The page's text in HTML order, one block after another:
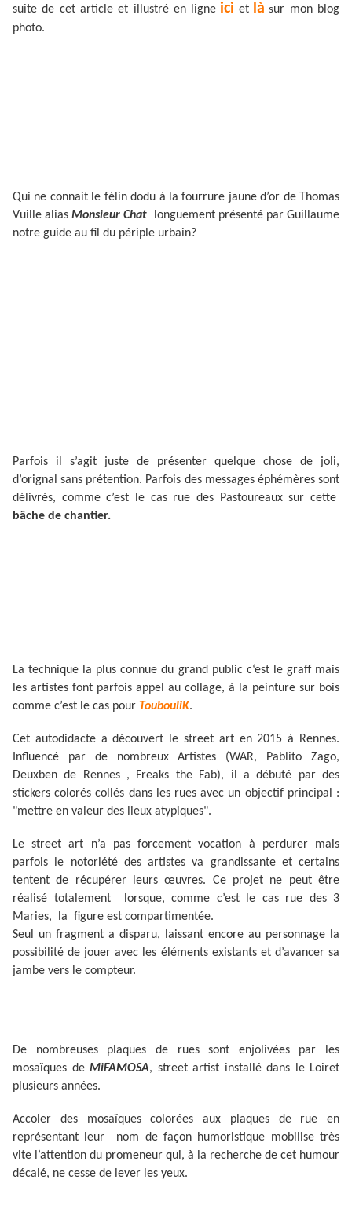
suite de cet article et illustré en ligne ici et là sur mon blog
photo.
Qui ne connait le félin dodu à la fourrure jaune d’or de Thomas
Vuille aliasMonsieur Chat longuement présenté par Guillaume
notre guide au fil du périple urbain?
Parfois il s’agit juste de présenter quelque chose de joli,
d’orignal sans prétention. Parfois des messages éphémères sont
délivrés, comme c’est le cas rue des Pastoureaux sur cette
bâche de chantier.
La technique la plus connue du grand public c‘est le graff mais
les artistes font parfois appel au collage, à la peinture sur bois
comme c’est le cas pour ToubouliK.
Cet autodidacte a découvert le street art en 2015 à Rennes.
Influencé par de nombreux Artistes (WAR, Pablito Zago,
Deuxben de Rennes , Freaks the Fab), il a débuté par des
stickers colorés collés dans les rues avec un objectif principal :
"mettre en valeur des lieux atypiques".
Le street art n’a pas forcement vocation à perdurer mais
parfois le notoriété des artistes va grandissante et certains
tentent de récupérer leurs œuvres. Ce projet ne peut être
réalisé totalement lorsque, comme c’est le cas rue des 3
Maries, la figure est compartimentée.
Seul un fragment a disparu, laissant encore au personnage la
possibilité de jouer avec les éléments existants et d’avancer sa
jambe vers le compteur.
De nombreuses plaques de rues sont enjolivées par les
mosaïques de MiFAMOSA, street artist installé dans le Loiret
plusieurs années.
Accoler des mosaïques colorées aux plaques de rue en
représentant leur nom de façon humoristique mobilise très
vite l’attention du promeneur qui, à la recherche de cet humour
décalé, ne cesse de lever les yeux.